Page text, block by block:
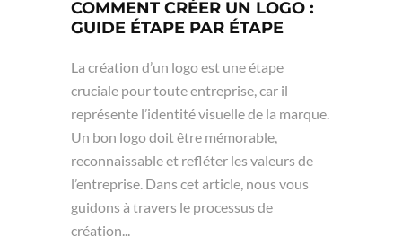
COMMENT CRÉER UN LOGO :
GUIDE ÉTAPE PAR ÉTAPE
La création d’un logo est une étape
cruciale pour toute entreprise, car il
représente l’identité visuelle de la marque.
Un bon logo doit être mémorable,
reconnaissable et refléter les valeurs de
l’entreprise. Dans cet article, nous vous
guidons à travers le processus de
création...